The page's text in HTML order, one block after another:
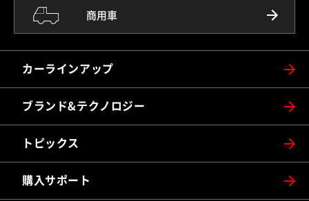
カーラインアップ
商用車
ブランド&テクノロジー
トピックス
購入サポート